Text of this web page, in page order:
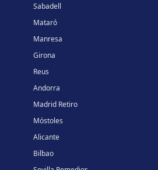
Sabadell
Mataró
Manresa
Girona
Reus
Andorra
Madrid Retiro
Móstoles
Alicante
Bilbao